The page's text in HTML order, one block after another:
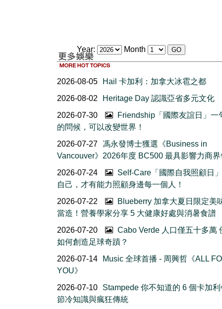
Year: Month
2026-08-05
Hail 卡加利：加拿大冰雹之都
2026-08-02
Heritage Day 認識亞省多元文化
2026-07-30
Friendship「國際友誼日」一
的問候，可以改變世界！
2026-07-27
馮永發博士獲選《Business in
Vancouver》2026年度 BC500 最具影響力商
2026-07-24
Self-Care「國際自我照顧日
自己，才有能力照顧身邊每一個人！
2026-07-22
Blueberry 加拿大夏日限定美
當造！營養學家分享 5 大健康好處與消暑食譜
2026-07-20
Cabo Verde 人口僅五十多萬
如何創造足球奇蹟？
2026-07-14
Music 全球首播 - 周興哲《ALL
YOU》
2026-07-10
Stampede 你不知道的 6 個卡加
節冷知識與瘋狂傳統